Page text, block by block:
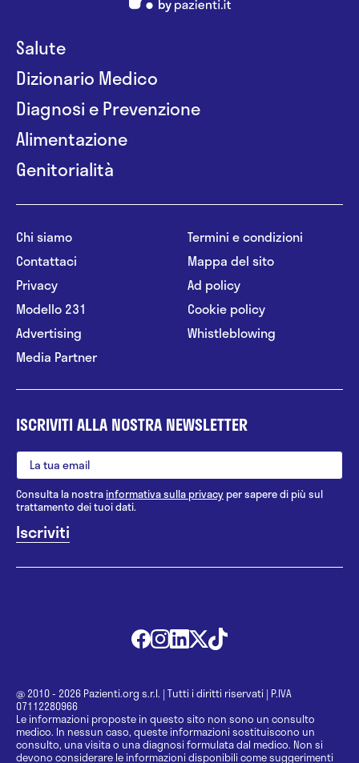
Salute
Dizionario Medico
Diagnosi e Prevenzione
Alimentazione
Genitorialità
Chi siamo
Contattaci
Privacy
Modello 231
Advertising
Media Partner
Termini e condizioni
Mappa del sito
Ad policy
Cookie policy
Whistleblowing
ISCRIVITI ALLA NOSTRA NEWSLETTER
Consulta la nostrainformativa sulla privacy per sapere di più sul
trattamento dei tuoi dati.
@ 2010 - 2026 Pazienti.org s.r.l. | Tutti i diritti riservati | P.IVA
07112280966
Le informazioni proposte in questo sito non sono un consulto
medico. In nessun caso, queste informazioni sostituiscono un
consulto, una visita o una diagnosi formulata dal medico. Non si
devono considerare le informazioni disponibili come suggerimenti